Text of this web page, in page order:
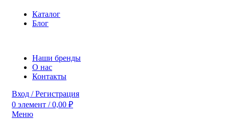
Каталог
Блог
Наши бренды
О нас
Контакты
Вход / Регистрация
0 элемент / 0,00 ₽
Меню